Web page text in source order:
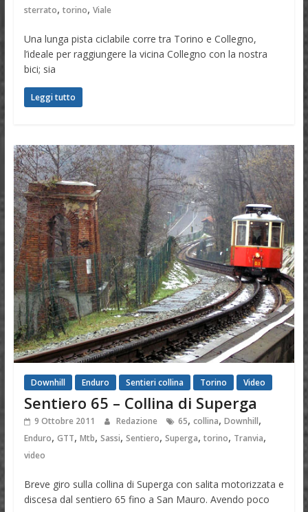
sterrato, torino, Viale
Una lunga pista ciclabile corre tra Torino e Collegno,
l’ideale per raggiungere la vicina Collegno con la nostra
bici; sia
Leggi tutto
Downhill Enduro Sentieri collina Torino Video
Sentiero 65 – Collina di Superga
9 Ottobre 2011 Redazione 65, collina, Downhill,
Enduro, GTT, Mtb, Sassi, Sentiero, Superga, torino, Tranvia,
video
Breve giro sulla collina di Superga con salita motorizzata e
discesa dal sentiero 65 fino a San Mauro. Avendo poco